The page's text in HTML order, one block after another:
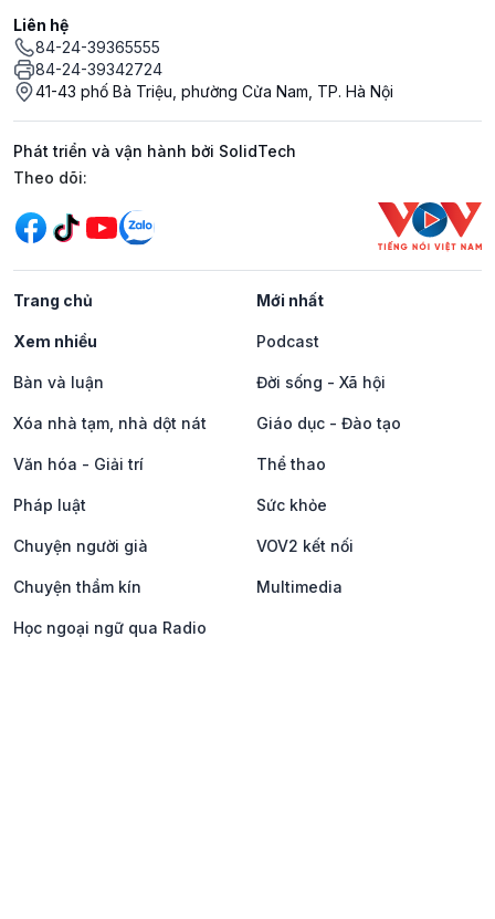
Liên hệ
84-24-39365555
84-24-39342724
41-43 phố Bà Triệu, phường Cửa Nam, TP. Hà Nội
Phát triển và vận hành bởi SolidTech
Mạng xã hội
Theo dõi:
Trang chủ Mới nhất
Xem nhiều Podcast
Bàn và luận Đời sống - Xã hội
Xóa nhà tạm, nhà dột nát Giáo dục - Đào tạo
Văn hóa - Giải trí Thể thao
Pháp luật Sức khỏe
Chuyện người già VOV2 kết nối
Chuyện thầm kín Multimedia
Học ngoại ngữ qua Radio